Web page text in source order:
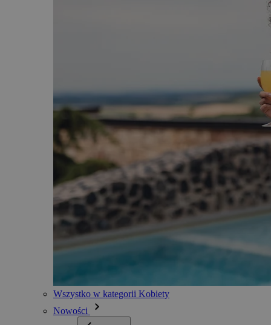
Wszystko w kategorii Kobiety
Nowości